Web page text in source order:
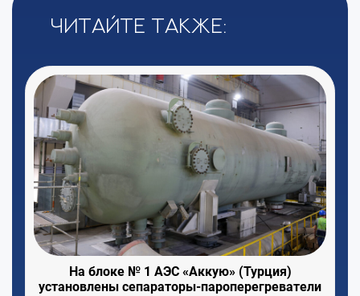
Читайте также:
На блоке № 1 АЭС «Аккую» (Турция)
установлены сепараторы-пароперегреватели